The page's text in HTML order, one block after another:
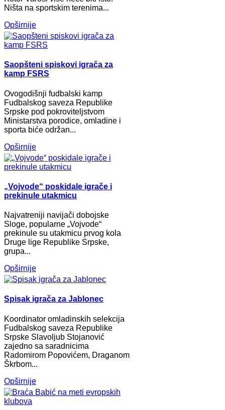
Ništa na sportskim terenima...
Opširnije
Saopšteni spiskovi igrača za
kamp FSRS
Ovogodišnji fudbalski kamp
Fudbalskog saveza Republike
Srpske pod pokroviteljstvom
Ministarstva porodice, omladine i
sporta biće održan...
Opširnije
„Vojvode“ poskidale igrače i
prekinule utakmicu
Najvatreniji navijači dobojske
Sloge, popularne „Vojvode“
prekinule su utakmicu prvog kola
Druge lige Republike Srpske,
grupa...
Opširnije
Spisak igrača za Jablonec
Koordinator omladinskih selekcija
Fudbalskog saveza Republike
Srpske Slavoljub Stojanović
zajedno sa saradnicima
Radomirom Popovićem, Draganom
Škrbom...
Opširnije